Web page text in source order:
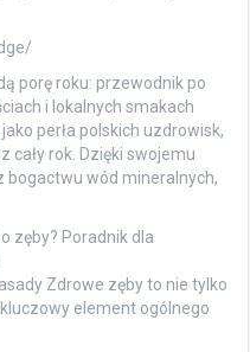
porę roku: przewodnik po
i lokalnych smakach
perła polskich uzdrowisk,
cały rok. Dzięki swojemu
wód mineralnych,
zęby? Poradnik dla
Zdrowe zęby to nie tylko
element ogólnego